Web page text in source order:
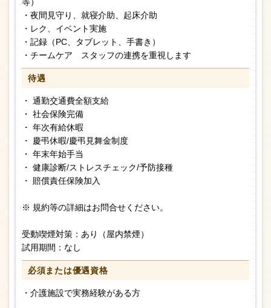
等）
・夜間見守り、就寝介助、起床介助
・レク、イベント実施
・記録（PC、タブレット、手書き）
・チームケア スタッフの連携を重視します
待遇
・ 通勤交通費全額支給
・ 社会保険完備
・ 年次有給休暇
・ 慶弔休暇/慶弔見舞金制度
・ 年末年始手当
・ 健康診断/ストレスチェック/予防接種
・ 賠償責任保険加入
※ 規約等の詳細はお問合せください。
受動喫煙対策：あり（屋内禁煙）
試用期間：なし
必須または優遇資格
・介護施設で実務経験がある方